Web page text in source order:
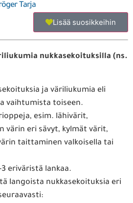
Tarja
Lisää suosikkeihin
nukkasekoituksilla (ns.
ja väriliukumia eli
vaihtumista toiseen.
esim. lähivärit,
värin eri sävyt, kylmät värit,
taittaminen valkoisella tai
eriväristä lankaa.
langoista nukkasekoituksia eri